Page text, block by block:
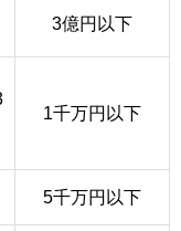
3億円以下
1千万円以下
5千万円以下